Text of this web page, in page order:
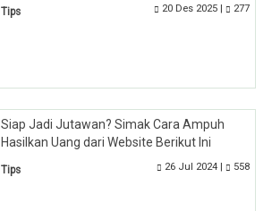
Tips 20 Des 2025 | 277
Siap Jadi Jutawan? Simak Cara Ampuh
Hasilkan Uang dari Website Berikut Ini
Tips 26 Jul 2024 | 558